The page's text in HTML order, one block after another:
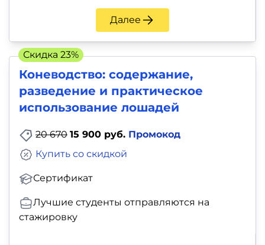
Далее
Коневодство: содержание,
разведение и практическое
использование лошадей
20 670 15 900 руб. Промокод
Сертификат
Купить со скидкой
Лучшие студенты отправляются на
стажировку
Скидка 23%